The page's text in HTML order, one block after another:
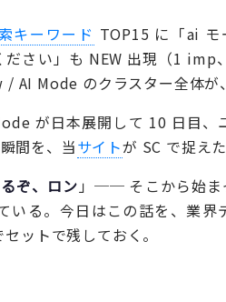
キーワード TOP15 に「ai
さい」も NEW 出現（1
AI Mode のクラスター全体が
が日本展開して 10 日目
間を、当サイトが SC で捉えた
ぞ、ロン」── そこから始ま
いる。今日はこの話を、業界
ットで残しておく。